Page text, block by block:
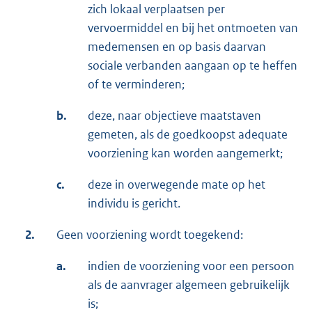
zich lokaal verplaatsen per
vervoermiddel en bij het ontmoeten van
medemensen en op basis daarvan
sociale verbanden aangaan op te heffen
of te verminderen;
b.
deze, naar objectieve maatstaven
gemeten, als de goedkoopst adequate
voorziening kan worden aangemerkt;
c.
deze in overwegende mate op het
individu is gericht.
2. Geen voorziening wordt toegekend:
a.
indien de voorziening voor een persoon
als de aanvrager algemeen gebruikelijk
is;